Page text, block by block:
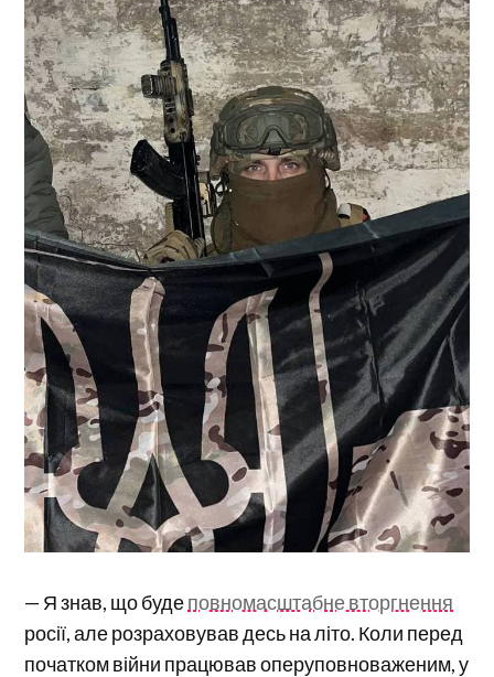
— Я знав, що будеповномасштабне вторгнення
росії, але розраховував десь на літо. Коли перед
початком війни працював оперуповноваженим, у